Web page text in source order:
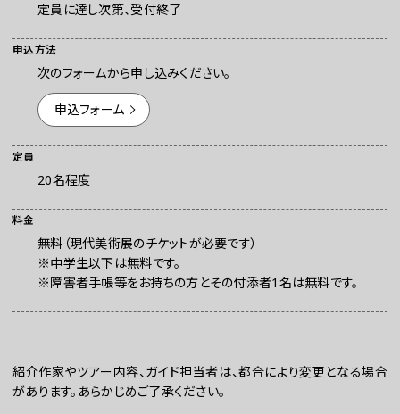
組織委員会からのお知らせ
鑑賞時のお願い
ご利用にあたって
定員に達し次第、受付終了
申込方法
次のフォームから申し込みください。
申込フォーム
定員
20名程度
料金
無料（現代美術展のチケットが必要です）
※中学生以下は無料です。
※障害者手帳等をお持ちの方とその付添者1名は無料です。
紹介作家やツアー内容、ガイド担当者は、都合により変更となる場合
があります。あらかじめご了承ください。